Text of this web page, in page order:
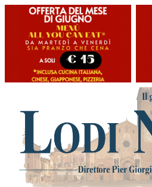
HOME
CRONACA
POLITICA
LA FOTO